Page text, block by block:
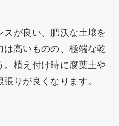
が良い、肥沃な土壌を
高いものの、極端な乾
植え付け時に腐葉土や
りが良くなります。